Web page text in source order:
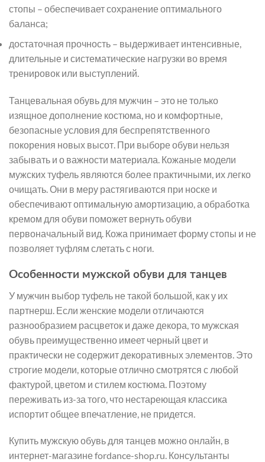
стопы – обеспечивает сохранение оптимального
баланса;
достаточная прочность – выдерживает интенсивные,
длительные и систематические нагрузки во время
тренировок или выступлений.
Танцевальная обувь для мужчин – это не только
изящное дополнение костюма, но и комфортные,
безопасные условия для беспрепятственного
покорения новых высот. При выборе обуви нельзя
забывать и о важности материала. Кожаные модели
мужских туфель являются более практичными, их легко
очищать. Они в меру растягиваются при носке и
обеспечивают оптимальную амортизацию, а обработка
кремом для обуви поможет вернуть обуви
первоначальный вид. Кожа принимает форму стопы и не
позволяет туфлям слетать с ноги.
Особенности мужской обуви для танцев
У мужчин выбор туфель не такой большой, как у их
партнерш. Если женские модели отличаются
разнообразием расцветок и даже декора, то мужская
обувь преимущественно имеет черный цвет и
практически не содержит декоративных элементов. Это
строгие модели, которые отлично смотрятся с любой
фактурой, цветом и стилем костюма. Поэтому
переживать из-за того, что нестареющая классика
испортит общее впечатление, не придется.
Купить мужскую обувь для танцев можно онлайн, в
интернет-магазине fordance-shop.ru. Консультанты